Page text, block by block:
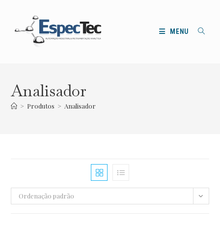
MENU
Analisador
> Produtos > Analisador
Ordenação padrão